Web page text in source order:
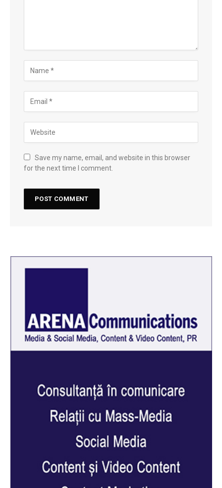
Save my name, email, and website in this browser
for the next time I comment.